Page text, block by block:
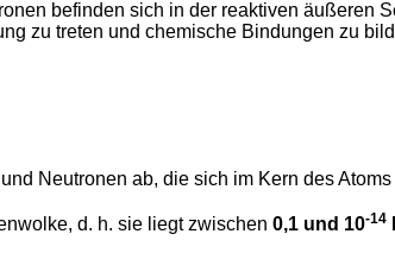
befinden sich in der reaktiven äußeren
zu treten und chemische Bindungen zu
Neutronen ab, die sich im Kern des
d. h. sie liegt zwischen 0,1 und 10-14